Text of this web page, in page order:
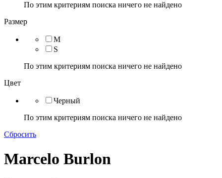
По этим критериям поиска ничего не найдено
Размер
M
S
По этим критериям поиска ничего не найдено
Цвет
Черный
По этим критериям поиска ничего не найдено
Сбросить
Marcelo Burlon